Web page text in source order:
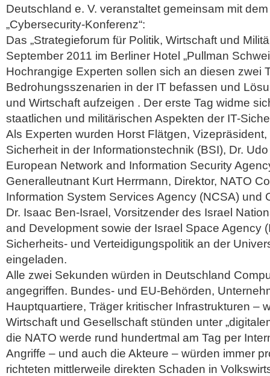
Deutschland e. V. veranstaltet gemeinsam mit dem
„Cybersecurity-Konferenz“:
Das „Strategieforum für Politik, Wirtschaft und
September 2011 im Berliner Hotel „Pullman
Hochrangige Experten sollen sich an diesen zwei
Bedrohungsszenarien in der IT befassen und
und Wirtschaft aufzeigen . Der erste Tag widme
staatlichen und militärischen Aspekten der IT-
Als Experten wurden Horst Flätgen,
Sicherheit in der Informationstechnik (BSI), Dr.
European Network and Information Security
Generalleutnant Kurt Herrmann, Direktor, NATO
Information System Services Agency (NCSA) und
Dr. Isaac Ben-Israel, Vorsitzender des Israel
and Development sowie der Israel Space Agency
Sicherheits- und Verteidigungspolitik an der
eingeladen.
Alle zwei Sekunden würden in Deutschland
angegriffen. Bundes- und EU-Behörden,
Hauptquartiere, Träger kritischer Infrastrukturen –
Wirtschaft und Gesellschaft stünden unter
die NATO werde rund hundertmal am Tag per
Angriffe – und auch die Akteure – würden immer
richteten mittlerweile direkten Schaden in